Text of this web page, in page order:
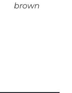
brown